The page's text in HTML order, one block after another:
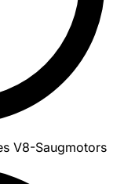
V8-Saugmotors